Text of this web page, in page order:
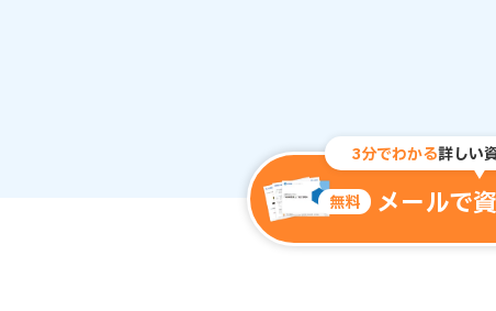
3分でわかる詳しい
無料 メールで